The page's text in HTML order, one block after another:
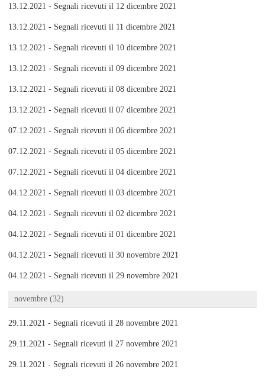
13.12.2021 - Segnali ricevuti il 12 dicembre 2021
13.12.2021 - Segnali ricevuti il 11 dicembre 2021
13.12.2021 - Segnali ricevuti il 10 dicembre 2021
13.12.2021 - Segnali ricevuti il 09 dicembre 2021
13.12.2021 - Segnali ricevuti il 08 dicembre 2021
13.12.2021 - Segnali ricevuti il 07 dicembre 2021
07.12.2021 - Segnali ricevuti il 06 dicembre 2021
07.12.2021 - Segnali ricevuti il 05 dicembre 2021
07.12.2021 - Segnali ricevuti il 04 dicembre 2021
04.12.2021 - Segnali ricevuti il 03 dicembre 2021
04.12.2021 - Segnali ricevuti il 02 dicembre 2021
04.12.2021 - Segnali ricevuti il 01 dicembre 2021
04.12.2021 - Segnali ricevuti il 30 novembre 2021
04.12.2021 - Segnali ricevuti il 29 novembre 2021
novembre (32)
29.11.2021 - Segnali ricevuti il 28 novembre 2021
29.11.2021 - Segnali ricevuti il 27 novembre 2021
29.11.2021 - Segnali ricevuti il 26 novembre 2021